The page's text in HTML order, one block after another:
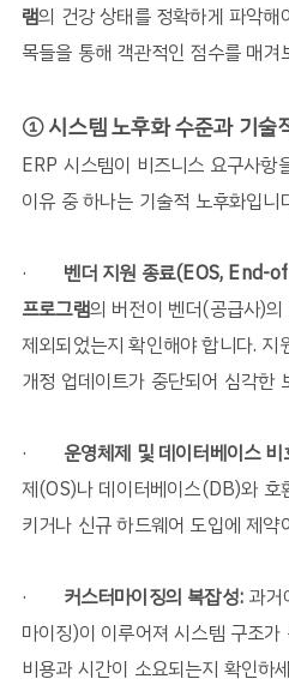
램의 건강 상태를 정확하게 파악해
목들을 통해 객관적인 점수를 매겨
① 시스템 노후화 수준과 기술
ERP 시스템이 비즈니스 요구사항
이유 중 하나는 기술적 노후화입니
· 벤더 지원 종료(EOS, End-
프로그램의 버전이 벤더(공급사)의
제외되었는지 확인해야 합니다. 지
개정 업데이트가 중단되어 심각한
· 운영체제 및 데이터베이스 비
제(OS)나 데이터베이스(DB)와 호
키거나 신규 하드웨어 도입에 제
· 커스터마이징의 복잡성: 과거
마이징)이 이루어져 시스템 구조가
비용과 시간이 소요되는지 확인하